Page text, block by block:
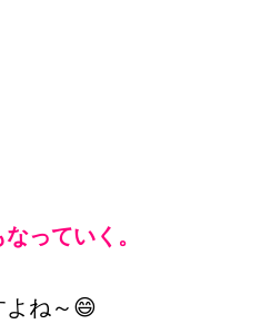
っていく。
よね～😄